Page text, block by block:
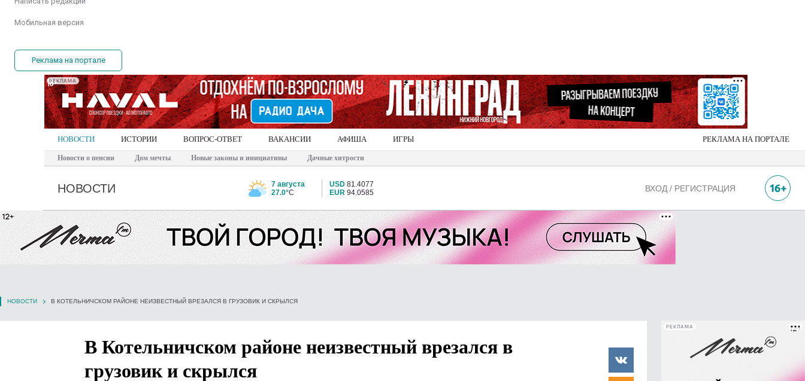
Мобильная версия
Реклама на портале
РЕКЛАМА
НОВОСТИ ИСТОРИИ ВОПРОС-ОТВЕТ ВАКАНСИИ АФИША ИГРЫ РЕКЛАМА НА ПОРТАЛЕ
Новости о пенсии Дом мечты Новые законы и инициативы Дачные хитрости
НОВОСТИ
7 августа
27.0°C
USD 81.4077
EUR 94.0585 ВХОД / РЕГИСТРАЦИЯ
НОВОСТИ В КОТЕЛЬНИЧСКОМ РАЙОНЕ НЕИЗВЕСТНЫЙ ВРЕЗАЛСЯ В ГРУЗОВИК И СКРЫЛСЯ
В Котельничском районе неизвестный врезался в
грузовик и скрылся
РЕКЛАМА